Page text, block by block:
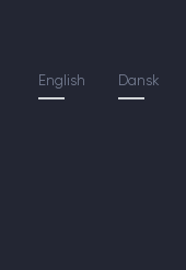
Dansk
English